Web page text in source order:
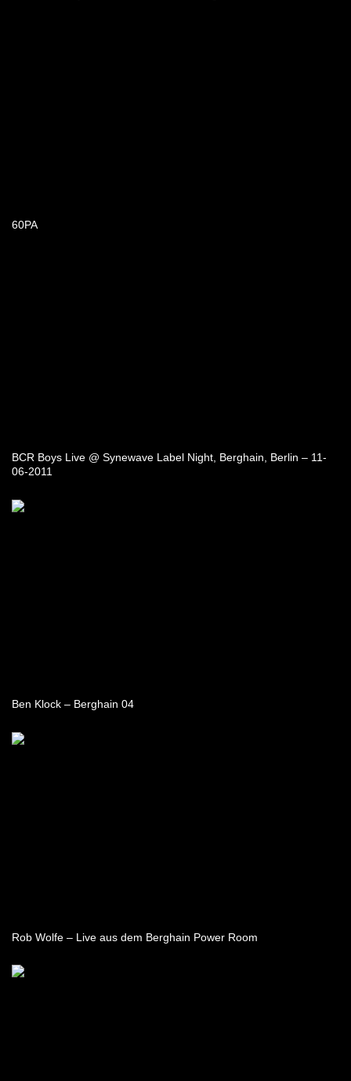
60PA
BCR Boys Live @ Synewave Label Night, Berghain, Berlin – 11-
06-2011
Ben Klock – Berghain 04
Rob Wolfe – Live aus dem Berghain Power Room